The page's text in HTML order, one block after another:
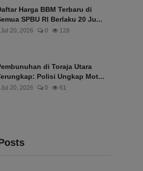
Harga BBM Terbaru di
SPBU RI Berlaku 20 Ju...
Jul 20, 2026 0 128
di Toraja Utara
Polisi Ungkap Mot...
Jul 20, 2026 0 61